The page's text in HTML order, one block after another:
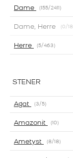
Dame 155/2411
Dame, Herre 0/18
Herre 5/463
STENER
Agat 3/5
Amazonit 10
Ametyst 8/18